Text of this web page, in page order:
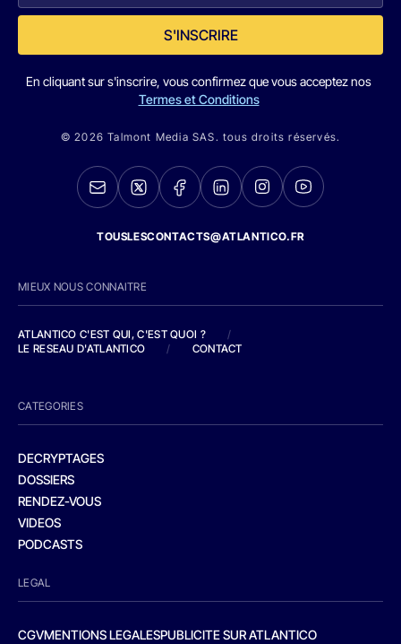
S'INSCRIRE
En cliquant sur s'inscrire, vous confirmez que vous acceptez nos
Termes et Conditions
© 2026 Talmont Media SAS. tous droits réservés.
TOUSLESCONTACTS@ATLANTICO.FR
MIEUX NOUS CONNAITRE
ATLANTICO C'EST QUI, C'EST QUOI ?
/
LE RESEAU D'ATLANTICO
/ CONTACT
CATEGORIES
DECRYPTAGES
DOSSIERS
RENDEZ-VOUS
VIDEOS
PODCASTS
LEGAL
CGVMENTIONS LEGALESPUBLICITE SUR ATLANTICO